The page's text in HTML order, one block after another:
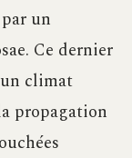
un
Ce dernier
climat
propagation